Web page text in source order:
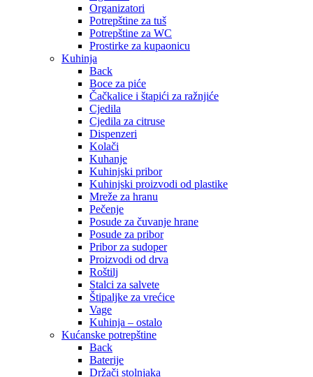
Organizatori
Potrepštine za tuš
Potrepštine za WC
Prostirke za kupaonicu
Kuhinja
Back
Boce za piće
Čačkalice i štapići za ražnjiće
Cjedila
Cjedila za citruse
Dispenzeri
Kolači
Kuhanje
Kuhinjski pribor
Kuhinjski proizvodi od plastike
Mreže za hranu
Pečenje
Posude za čuvanje hrane
Posude za pribor
Pribor za sudoper
Proizvodi od drva
Roštilj
Stalci za salvete
Štipaljke za vrećice
Vage
Kuhinja – ostalo
Kućanske potrepštine
Back
Baterije
Držači stolnjaka